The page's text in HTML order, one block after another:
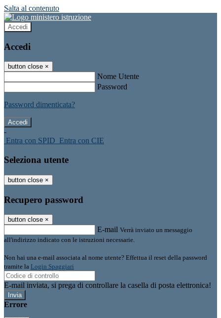
Salta al contenuto
Accedi
Accedi
button close ×
Nome Utente
Password
Password dimenticata?
-
Entra con SPID Entra con CIE
Seleziona utente
button close ×
Recupero password
button close ×
E-mail Verrà inviato un messaggio
all'indirizzo indicato con le istruzioni necessarie.
Non hai una e-mail associata al nome utente? Effettua il reset della password
tramite la Login Spaggiari
E-mail inviata, si prega di controllare la casella di posta elettronica!
Errore